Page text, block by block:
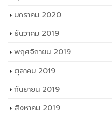
มกราคม 2020
ธันวาคม 2019
พฤศจิกายน 2019
ตุลาคม 2019
กันยายน 2019
สิงหาคม 2019